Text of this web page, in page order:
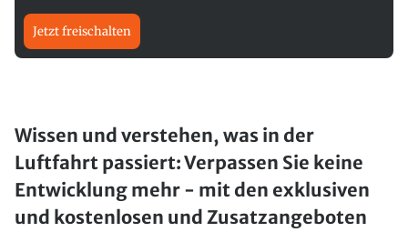
Jetzt freischalten
Wissen und verstehen, was in der
Luftfahrt passiert: Verpassen Sie keine
Entwicklung mehr - mit den exklusiven
und kostenlosen und Zusatzangeboten